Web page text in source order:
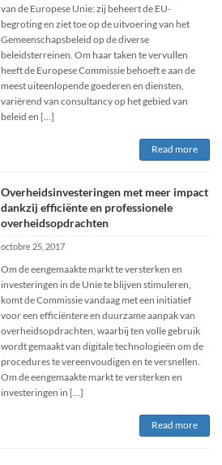
van de Europese Unie: zij beheert de EU-
begroting en ziet toe op de uitvoering van het
Gemeenschapsbeleid op de diverse
beleidsterreinen. Om haar taken te vervullen
heeft de Europese Commissie behoeft e aan de
meest uiteenlopende goederen en diensten,
variërend van consultancy op het gebied van
beleid en […]
Read more
Overheidsinvesteringen met meer impact
dankzij efficiënte en professionele
overheidsopdrachten
octobre 25, 2017
Om de eengemaakte markt te versterken en
investeringen in de Unie te blijven stimuleren,
komt de Commissie vandaag met een initiatief
voor een efficiëntere en duurzame aanpak van
overheidsopdrachten, waarbij ten volle gebruik
wordt gemaakt van digitale technologieën om de
procedures te vereenvoudigen en te versnellen.
Om de eengemaakte markt te versterken en
investeringen in […]
Read more